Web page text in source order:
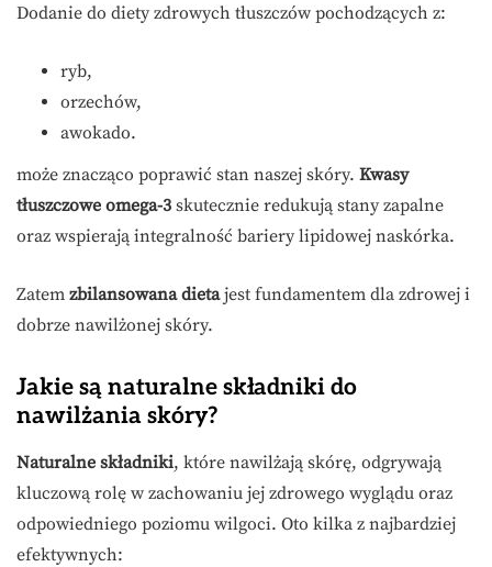
Dodanie do diety zdrowych tłuszczów pochodzących z:
ryb,
orzechów,
awokado.
może znacząco poprawić stan naszej skóry. Kwasy
tłuszczowe omega-3 skutecznie redukują stany zapalne
oraz wspierają integralność bariery lipidowej naskórka.
Zatem zbilansowana dietajest fundamentem dla zdrowej i
dobrze nawilżonej skóry.
Jakie są naturalne składniki do
nawilżania skóry?
Naturalne składniki, które nawilżają skórę, odgrywają
kluczową rolę w zachowaniu jej zdrowego wyglądu oraz
odpowiedniego poziomu wilgoci. Oto kilka z najbardziej
efektywnych: